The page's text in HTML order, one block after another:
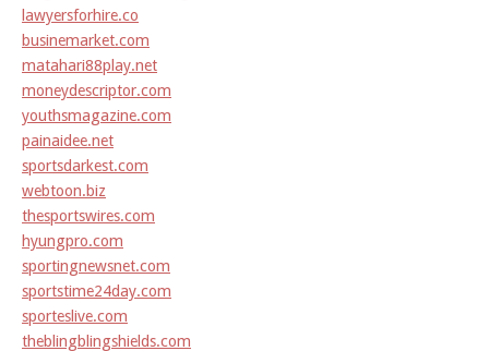
lawyersforhire.co
businemarket.com
matahari88play.net
moneydescriptor.com
youthsmagazine.com
painaidee.net
sportsdarkest.com
webtoon.biz
thesportswires.com
hyungpro.com
sportingnewsnet.com
sportstime24day.com
sporteslive.com
theblingblingshields.com